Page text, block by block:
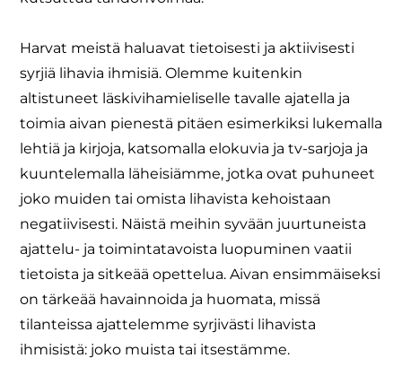
Harvat meistä haluavat tietoisesti ja aktiivisesti
syrjiä lihavia ihmisiä. Olemme kuitenkin
altistuneet läskivihamieliselle tavalle ajatella ja
toimia aivan pienestä pitäen esimerkiksi lukemalla
lehtiä ja kirjoja, katsomalla elokuvia ja tv-sarjoja ja
kuuntelemalla läheisiämme, jotka ovat puhuneet
joko muiden tai omista lihavista kehoistaan
negatiivisesti. Näistä meihin syvään juurtuneista
ajattelu- ja toimintatavoista luopuminen vaatii
tietoista ja sitkeää opettelua. Aivan ensimmäiseksi
on tärkeää havainnoida ja huomata, missä
tilanteissa ajattelemme syrjivästi lihavista
ihmisistä: joko muista tai itsestämme.